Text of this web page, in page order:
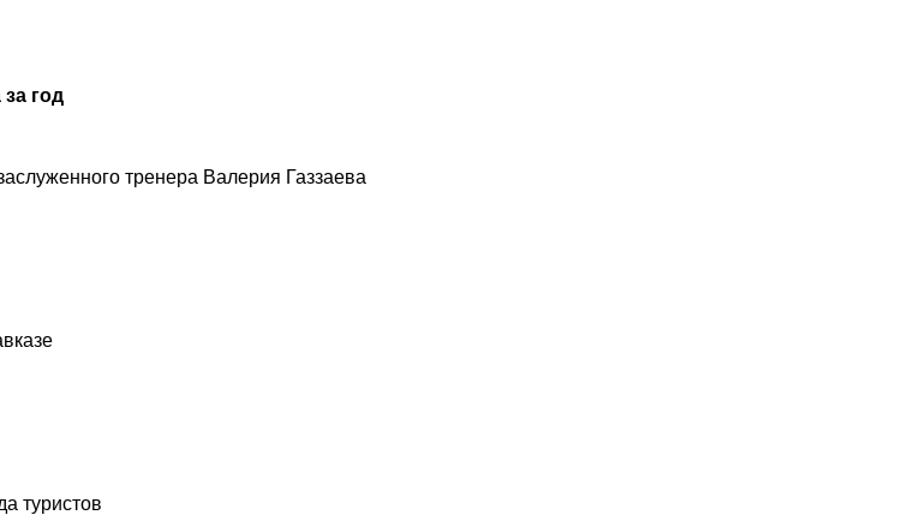
год
тренера Валерия Газзаева
туристов